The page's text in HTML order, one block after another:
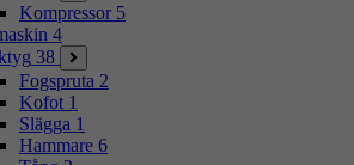
Kompressor 5
4
38
Fogspruta 2
Kofot 1
Slägga 1
Hammare 6